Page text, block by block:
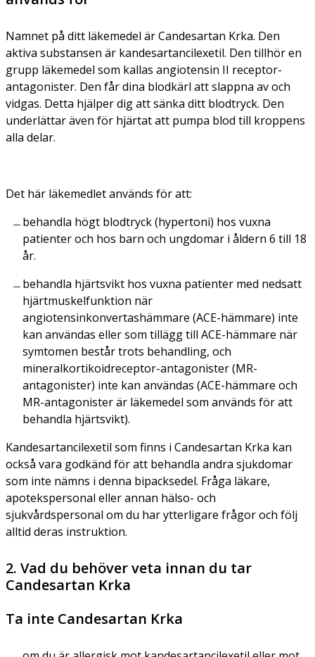
Namnet på ditt läkemedel är Candesartan Krka. Den
aktiva substansen är kandesartancilexetil. Den tillhör en
grupp läkemedel som kallas angiotensin II receptor-
antagonister. Den får dina blodkärl att slappna av och
vidgas. Detta hjälper dig att sänka ditt blodtryck. Den
underlättar även för hjärtat att pumpa blod till kroppens
alla delar.
Det här läkemedlet används för att:
behandla högt blodtryck (hypertoni) hos vuxna
patienter och hos barn och ungdomar i åldern 6 till 18
år.
behandla hjärtsvikt hos vuxna patienter med nedsatt
hjärtmuskelfunktion när
angiotensinkonvertashämmare (ACE-hämmare) inte
kan användas eller som tillägg till ACE-hämmare när
symtomen består trots behandling, och
mineralkortikoidreceptor-antagonister (MR-
antagonister) inte kan användas (ACE-hämmare och
MR-antagonister är läkemedel som används för att
behandla hjärtsvikt).
Kandesartancilexetil som finns i Candesartan Krka kan
också vara godkänd för att behandla andra sjukdomar
som inte nämns i denna bipacksedel. Fråga läkare,
apotekspersonal eller annan hälso- och
sjukvårdspersonal om du har ytterligare frågor och följ
alltid deras instruktion.
2. Vad du behöver veta innan du tar
Candesartan Krka
Ta inte Candesartan Krka